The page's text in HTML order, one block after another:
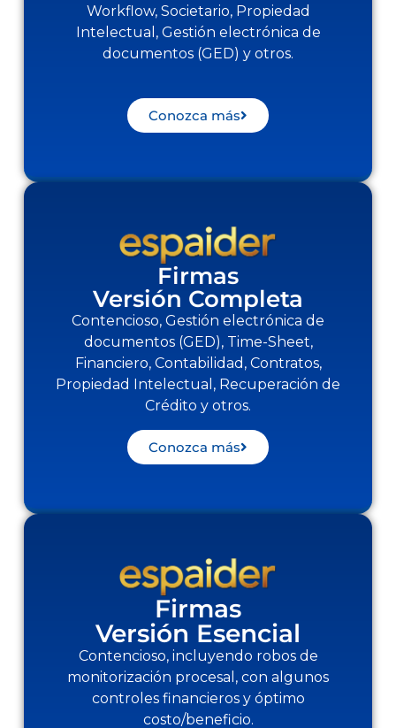
Workflow, Societario, Propiedad
Intelectual, Gestión electrónica de
documentos (GED) y otros.
Conozca más
Firmas
Versión Completa
Contencioso, Gestión electrónica de
documentos (GED), Time-Sheet,
Financiero, Contabilidad, Contratos,
Propiedad Intelectual, Recuperación de
Crédito y otros.
Conozca más
Firmas
Versión Esencial
Contencioso, incluyendo robos de
monitorización procesal, con algunos
controles financieros y óptimo
costo/beneficio.